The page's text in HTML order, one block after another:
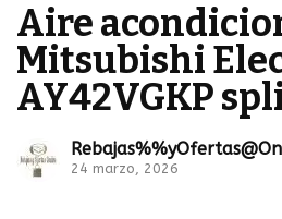
Aire
Mitsubishi
AY42VGKP
24 marzo, 2026